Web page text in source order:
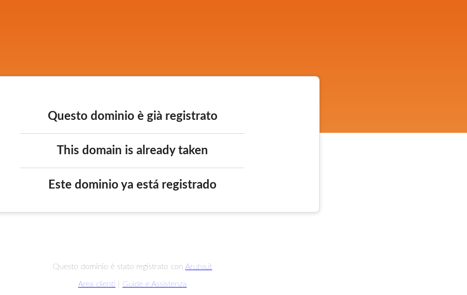
Questo dominio è già registrato
This domain is already taken
Este dominio ya está registrado
Questo dominio è stato registrato con Aruba.it
Area clienti Guide e Assistenza